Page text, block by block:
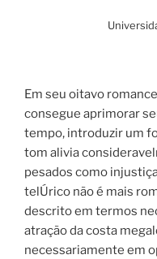
Em seu oitavo
consegue aprimorar
tempo, introduzir um
tom alivia
pesados como
telÚrico não é mais
descrito em termos
atração da costa
necessariamente em